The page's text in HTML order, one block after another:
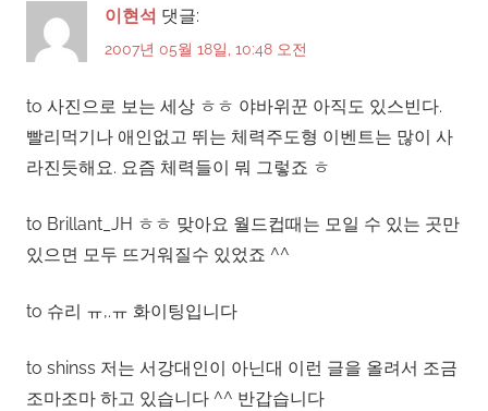
이현석 댓글:
2007년 05월 18일, 10:48 오전
to 사진으로 보는 세상 ㅎㅎ 야바위꾼 아직도 있스빈다.
빨리먹기나 애인없고 뛰는 체력주도형 이벤트는 많이 사
라진듯해요. 요즘 체력들이 뭐 그렇죠 ㅎ
to Brillant_JH ㅎㅎ 맞아요 월드컵때는 모일 수 있는 곳만
있으면 모두 뜨거워질수 있었죠 ^^
to 슈리 ㅠ,.ㅠ 화이팅입니다
to shinss 저는 서강대인이 아닌대 이런 글을 올려서 조금
조마조마 하고 있습니다 ^^ 반갑습니다